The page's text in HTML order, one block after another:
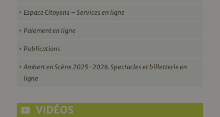
Espace Citoyens – Services en ligne
Paiement en ligne
Publications
Ambert en Scène 2025-2026. Spectacles et billetterie en
ligne
VIDÉOS